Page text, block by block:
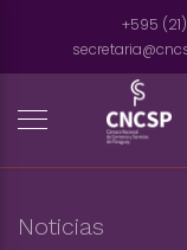
+595
Noticias